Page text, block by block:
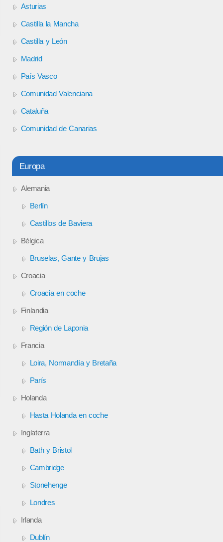
Asturias
Castilla la Mancha
Castilla y León
Madrid
País Vasco
Comunidad Valenciana
Cataluña
Comunidad de Canarias
Europa
Alemania
Berlín
Castillos de Baviera
Bélgica
Bruselas, Gante y Brujas
Croacia
Croacia en coche
Finlandia
Región de Laponia
Francia
Loira, Normandía y Bretaña
París
Holanda
Hasta Holanda en coche
Inglaterra
Bath y Bristol
Cambridge
Stonehenge
Londres
Irlanda
Dublín